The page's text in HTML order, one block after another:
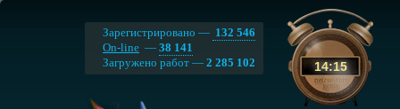
14:15
Зарегистрировано — 132 546
On-line — 38 141
Загружено работ — 2 285 102